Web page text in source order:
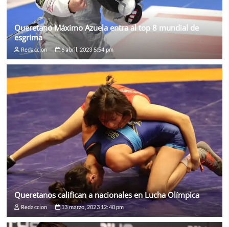
Queretano Máximo Azuela entra al top 8 mundial de
esgrima
Redaccion 6 abril, 2023 5:54 pm
Queretanos califican a nacionales en Lucha Olímpica
Redaccion 13 marzo, 2023 12:40 pm